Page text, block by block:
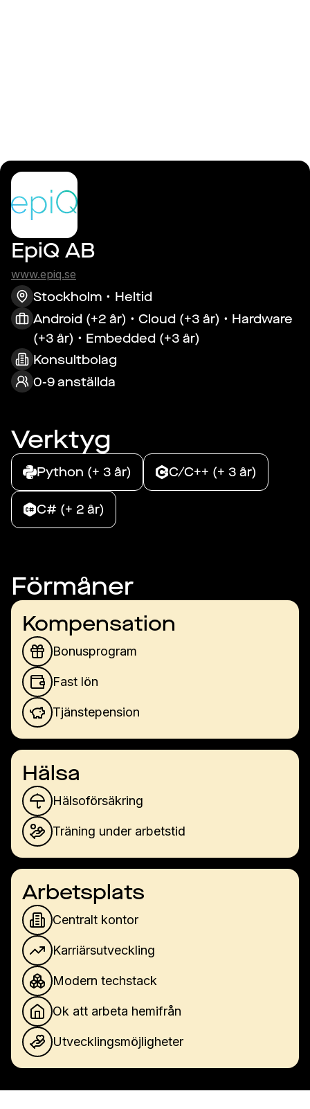
EpiQ AB
www.epiq.se
Stockholm
Heltid
Android (+2 år) • Cloud (+3 år) • Hardware
(+3 år) • Embedded (+3 år)
Konsultbolag
0-9 anställda
Verktyg
Python (+ 3 år) C/C++ (+ 3 år)
C# (+ 2 år)
Förmåner
Kompensation
Bonusprogram
Fast lön
Tjänstepension
Hälsa
Hälsoförsäkring
Träning under arbetstid
Arbetsplats
Centralt kontor
Karriärsutveckling
Modern techstack
Ok att arbeta hemifrån
Utvecklingsmöjligheter